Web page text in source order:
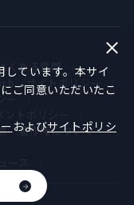
くある質問
サイトポリシー
ー
著作権について
ています。本サイ
ご同意いただいたこ
およびサイトポリシ